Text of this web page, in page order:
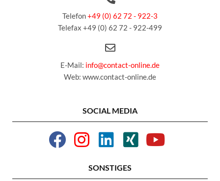
Telefon+49 (0) 62 72 - 922-3
Telefax +49 (0) 62 72 - 922-499
E-Mail: info@contact-online.de
Web: www.contact-online.de
SOCIAL MEDIA
SONSTIGES